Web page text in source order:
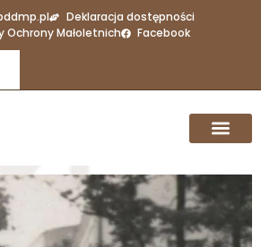
Deklaracja dostępności
Ochrony Małoletnich
Facebook